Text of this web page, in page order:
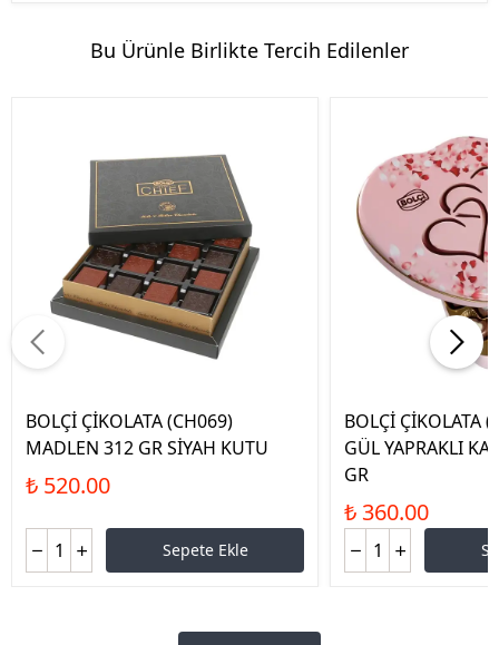
Bu Ürünle Birlikte Tercih Edilenler
BOLÇİ ÇİKOLATA (CH069)
MADLEN 312 GR SİYAH KUTU
₺ 520.00
Sepete Ekle
BOLÇİ ÇİKOLATA
GÜL YAPRAKLI
GR
₺ 360.00